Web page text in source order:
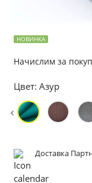
НОВИНКА
Начислим за
Цвет: Азур
Доставка